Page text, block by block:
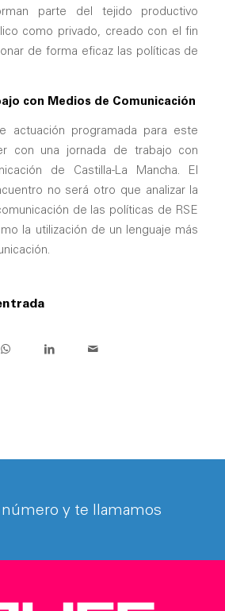
parte del tejido productivo
como privado, creado con el fin
de forma eficaz las políticas de
con Medios de Comunicación
actuación programada para este
con una jornada de trabajo con
de Castilla-La Mancha. El
no será otro que analizar la
de las políticas de RSE
la utilización de un lenguaje más
número y te llamamos